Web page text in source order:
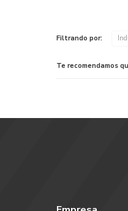
Filtrando por:
Te recomendamos